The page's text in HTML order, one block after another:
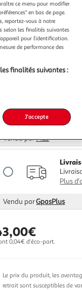
Vendu par 2KINGS
4,99€
Plus
Vendu parMultishop
Plus
Vendu parM25
Plus
Vendu parGpasPlus
0,04€ d'éco-part.
Le prix du produit, les
retrait sont susceptibles de
ce menu pour modifier
en bas de page.
reportez-vous à notre
selon les finalités suivantes
pour l’identification.
de performance des
finalités suivantes :
J'accepte